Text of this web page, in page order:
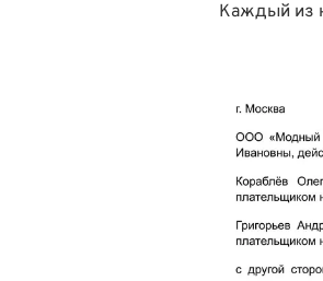
Каждый из